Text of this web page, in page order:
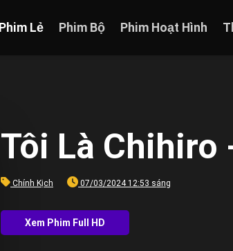
Phim Lẻ Phim Bộ Phim Hoạt Hình
Tôi Là Chihiro
Chính Kịch 07/03/2024 12:53 sáng